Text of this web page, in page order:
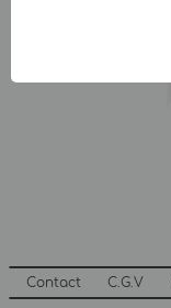
Contact C.G.V